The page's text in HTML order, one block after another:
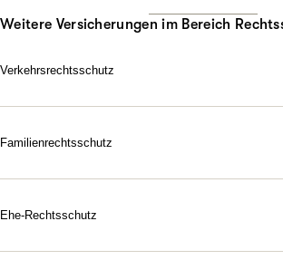
Weitere Versicherungen im Bereich
Verkehrsrechtsschutz
Verkehrsrechtsschutz dafür, dass Sie zu Ihrem
Jetzt konfigurieren Beraten lassen
Familienrechtsschutz
dem Leben gelassen gegenüber. Denn durch
ausfallen soll.
Ehe-Rechtsschutz